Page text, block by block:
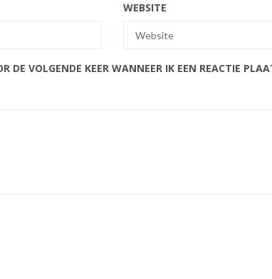
WEBSITE
VOLGENDE KEER WANNEER IK EEN REACTIE